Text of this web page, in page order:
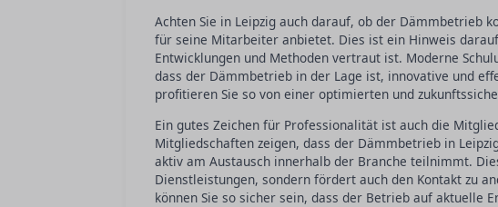
Achten Sie in Leipzig auch darauf, ob der Dämmbetrieb
für seine Mitarbeiter anbietet. Dies ist ein Hinweis
Entwicklungen und Methoden vertraut ist. Moderne
dass der Dämmbetrieb in der Lage ist, innovative und
profitieren Sie so von einer optimierten und
Ein gutes Zeichen für Professionalität ist auch die
Mitgliedschaften zeigen, dass der Dämmbetrieb in
aktiv am Austausch innerhalb der Branche teilnimmt.
Dienstleistungen, sondern fördert auch den Kontakt zu
können Sie so sicher sein, dass der Betrieb auf aktuelle